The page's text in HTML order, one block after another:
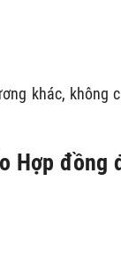
khác, không
Hợp đồng